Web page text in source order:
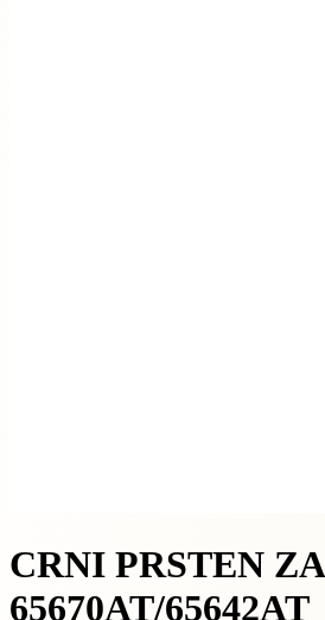
CRNI PRSTEN ZA
65670AT/65642AT